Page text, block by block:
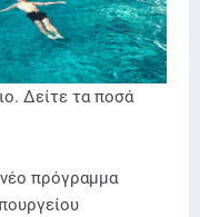
Δείτε τα ποσά
πρόγραμμα